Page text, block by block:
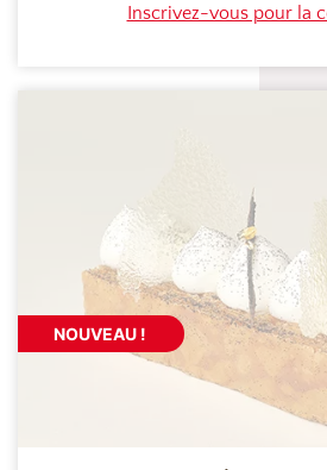
Inscrivez-vous pour la
NOUVEAU !